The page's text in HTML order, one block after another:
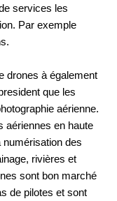
services les
Par exemple
drones à également
que les
aérienne.
aériennes en haute
numérisation des
rivières et
sont bon marché
de pilotes et sont